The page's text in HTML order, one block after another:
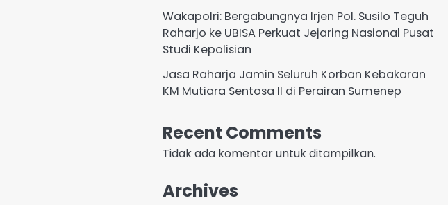
Wakapolri: Bergabungnya Irjen Pol. Susilo Teguh
Raharjo ke UBISA Perkuat Jejaring Nasional Pusat
Studi Kepolisian
Jasa Raharja Jamin Seluruh Korban Kebakaran
KM Mutiara Sentosa II di Perairan Sumenep
Recent Comments
Tidak ada komentar untuk ditampilkan.
Archives